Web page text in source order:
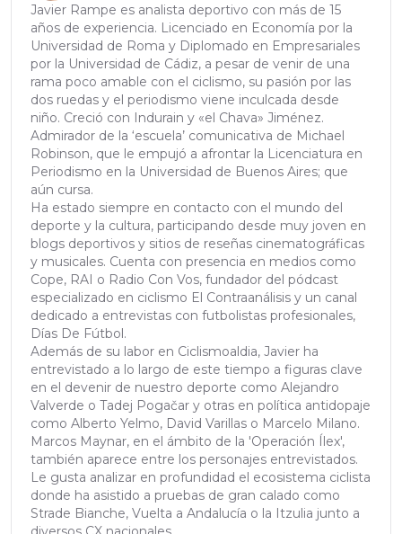
Javier Rampe es analista deportivo con más de 15
años de experiencia. Licenciado en Economía por la
Universidad de Roma y Diplomado en Empresariales
por la Universidad de Cádiz, a pesar de venir de una
rama poco amable con el ciclismo, su pasión por las
dos ruedas y el periodismo viene inculcada desde
niño. Creció con Indurain y «el Chava» Jiménez.
Admirador de la ‘escuela’ comunicativa de Michael
Robinson, que le empujó a afrontar la Licenciatura en
Periodismo en la Universidad de Buenos Aires; que
aún cursa.
Ha estado siempre en contacto con el mundo del
deporte y la cultura, participando desde muy joven en
blogs deportivos y sitios de reseñas cinematográficas
y musicales. Cuenta con presencia en medios como
Cope, RAI o Radio Con Vos, fundador del pódcast
especializado en ciclismo El Contraanálisis y un canal
dedicado a entrevistas con futbolistas profesionales,
Días De Fútbol.
Además de su labor en Ciclismoaldia, Javier ha
entrevistado a lo largo de este tiempo a figuras clave
en el devenir de nuestro deporte como Alejandro
Valverde o Tadej Pogačar y otras en política antidopaje
como Alberto Yelmo, David Varillas o Marcelo Milano.
Marcos Maynar, en el ámbito de la 'Operación Ílex',
también aparece entre los personajes entrevistados.
Le gusta analizar en profundidad el ecosistema ciclista
donde ha asistido a pruebas de gran calado como
Strade Bianche, Vuelta a Andalucía o la Itzulia junto a